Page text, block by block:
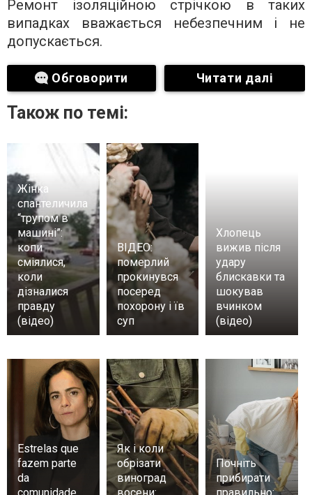
Ремонт ізоляційною стрічкою в таких
випадках вважається небезпечним і не
допускається.
Обговорити Читати далі
Також по темі:
Жінка
спантеличила
“трупом в
машині”:
копи
сміялися,
коли
дізналися
правду
(відео)
ВІДЕО:
померлий
прокинувся
посеред
похорону і їв
суп
Хлопець
вижив після
удару
блискавки та
шокував
вчинком
(відео)
Estrelas que
fazem parte
da
Як і коли
обрізати
виноград
Почніть
прибирати